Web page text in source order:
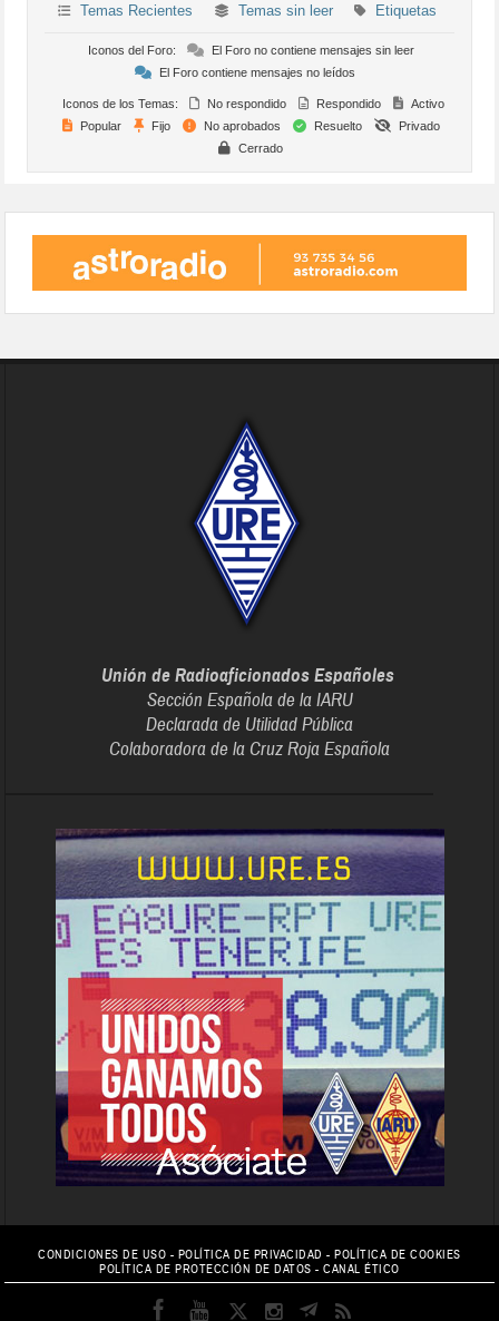
Temas Recientes
Temas sin leer Etiquetas
Iconos del Foro:
El Foro no contiene mensajes sin leer
El Foro contiene mensajes no leídos
Iconos de los Temas: No respondido Respondido
Activo
Popular
Fijo No aprobados Resuelto
Privado
Cerrado
Unión de Radioaficionados Españoles
Sección Española de la IARU
Declarada de Utilidad Pública
Colaboradora de la Cruz Roja Española
CONDICIONES DE USO - POLÍTICA DE PRIVACIDAD -POLÍTICA DE COOKIES
POLÍTICA DE PROTECCIÓN DE DATOS -CANAL ÉTICO